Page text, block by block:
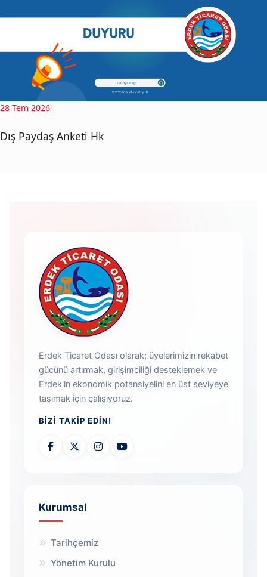
28 Tem 2026
Dış Paydaş Anketi Hk
Erdek Ticaret Odası olarak; üyelerimizin rekabet
gücünü artırmak, girişimciliği desteklemek ve
Erdek'in ekonomik potansiyelini en üst seviyeye
taşımak için çalışıyoruz.
BIZI TAKIP EDIN!
Kurumsal
Tarihçemiz
Yönetim Kurulu